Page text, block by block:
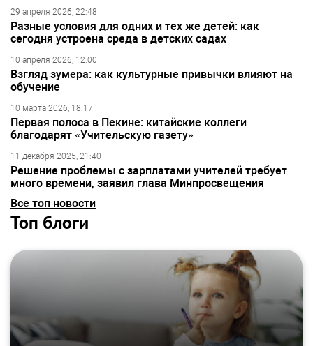
29 апреля 2026, 22:48
Разные условия для одних и тех же детей: как
сегодня устроена среда в детских садах
10 апреля 2026, 12:00
Взгляд зумера: как культурные привычки влияют на
обучение
10 марта 2026, 18:17
Первая полоса в Пекине: китайские коллеги
благодарят «Учительскую газету»
11 декабря 2025, 21:40
Решение проблемы с зарплатами учителей требует
много времени, заявил глава Минпросвещения
Все топ новости
Топ блоги